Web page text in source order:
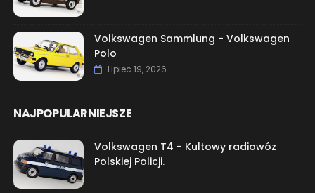
Volkswagen Sammlung - Volkswagen
Polo
Lipiec 19, 2026
NAJPOPULARNIEJSZE
Volkswagen T4 - Kultowy radiowóz
Polskiej Policji.